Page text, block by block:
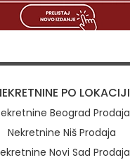
PO LOKACIJI
Beograd Prodaja
Nekretnine Niš Prodaja
Novi Sad Prodaja